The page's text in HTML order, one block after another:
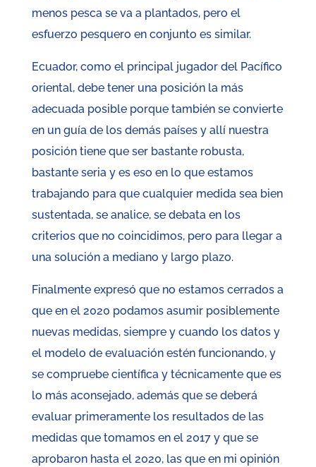
menos pesca se va a plantados, pero el
esfuerzo pesquero en conjunto es similar.
Ecuador, como el principal jugador del Pacífico
oriental, debe tener una posición la más
adecuada posible porque también se convierte
en un guía de los demás países y allí nuestra
posición tiene que ser bastante robusta,
bastante seria y es eso en lo que estamos
trabajando para que cualquier medida sea bien
sustentada, se analice, se debata en los
criterios que no coincidimos, pero para llegar a
una solución a mediano y largo plazo.
Finalmente expresó que no estamos cerrados a
que en el 2020 podamos asumir posiblemente
nuevas medidas, siempre y cuando los datos y
el modelo de evaluación estén funcionando, y
se compruebe científica y técnicamente que es
lo más aconsejado, además que se deberá
evaluar primeramente los resultados de las
medidas que tomamos en el 2017 y que se
aprobaron hasta el 2020, las que en mi opinión